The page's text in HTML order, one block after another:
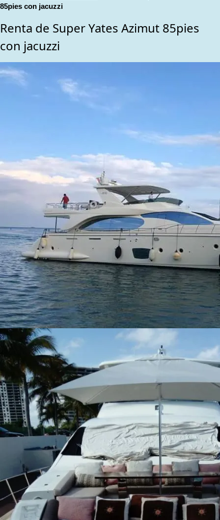
85pies con jacuzzi
Renta de Super Yates Azimut 85pies
con jacuzzi